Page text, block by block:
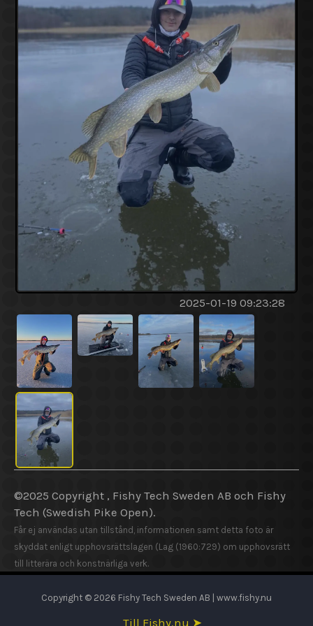
2025-01-19 09:23:28
©2025 Copyright , Fishy Tech Sweden AB och Fishy
Tech (Swedish Pike Open).
Får ej användas utan tillstånd, informationen samt detta foto är
skyddat enligt upphovsrättslagen (Lag (1960:729) om upphovsrätt
till litterära och konstnärliga verk.
Copyright © 2026 Fishy Tech Sweden AB | www.fishy.nu
Till Fishy.nu ➤